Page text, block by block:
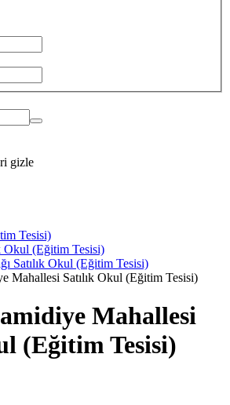
gizle
Tesisi)
Okul (Eğitim Tesisi)
Satılık Okul (Eğitim Tesisi)
Mahallesi Satılık Okul (Eğitim Tesisi)
Mahallesi
(Eğitim Tesisi)